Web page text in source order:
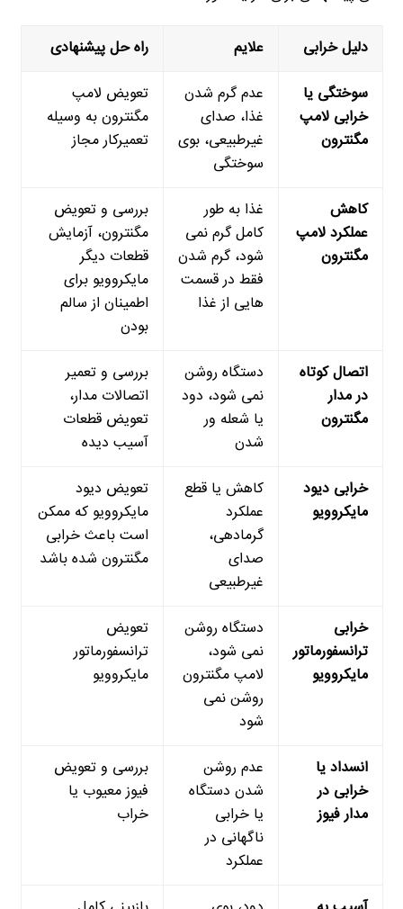
دلیل خرابی علایم
راه حل پیشنهادی
سوختگی یا
خرابی لامپ
مگنترون
عدم گرم شدن
غذا، صدای
غیرطبیعی، بوی
سوختگی
تعویض لامپ
مگنترون به وسیله
تعمیرکار مجاز
کاهش
عملکرد لامپ
مگنترون
غذا به طور
کامل گرم نمی
شود، گرم شدن
فقط در قسمت
هایی از غذا
بررسی و تعویض
مگنترون، آزمایش
قطعات دیگر
مایکروویو برای
اطمینان از سالم
بودن
اتصال کوتاه
در مدار
مگنترون
دستگاه روشن
نمی شود، دود
یا شعله ور
شدن
بررسی و تعمیر
اتصالات مدار،
تعویض قطعات
آسیب دیده
خرابی دیود
مایکروویو
کاهش یا قطع
عملکرد
گرمادهی،
صدای
غیرطبیعی
تعویض دیود
مایکروویو که ممکن
است باعث خرابی
مگنترون شده باشد
خرابی
ترانسفورماتور
مایکروویو
دستگاه روشن
نمی شود،
لامپ مگنترون
روشن نمی
شود
تعویض
ترانسفورماتور
مایکروویو
انسداد یا
خرابی در
مدار فیوز
عدم روشن
شدن دستگاه
یا خرابی
ناگهانی در
عملکرد
بررسی و تعویض
فیوز معیوب یا
خراب